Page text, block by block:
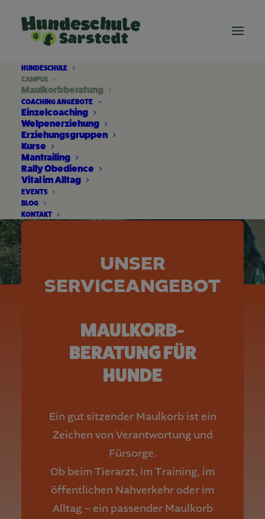
HUNDESCHULE
CAMPUS
Maulkorbberatung
COACHING ANGEBOTE
Einzelcoaching
Welpenerziehung
Erziehungsgruppen
Kurse
Mantrailing
Rally Obedience
Vital im Alltag
EVENTS
BLOG
KONTAKT
MAULKORBBERATUNG
UNSER
SERVICEANGEBOT
MAULKORB-
BERATUNG FÜR
HUNDE
Ein gut sitzender Maulkorb ist ein
Zeichen von Verantwortung und
Fürsorge.
Ob beim Tierarzt, im Training, im
öffentlichen Nahverkehr oder im
Alltag – ein passender Maulkorb